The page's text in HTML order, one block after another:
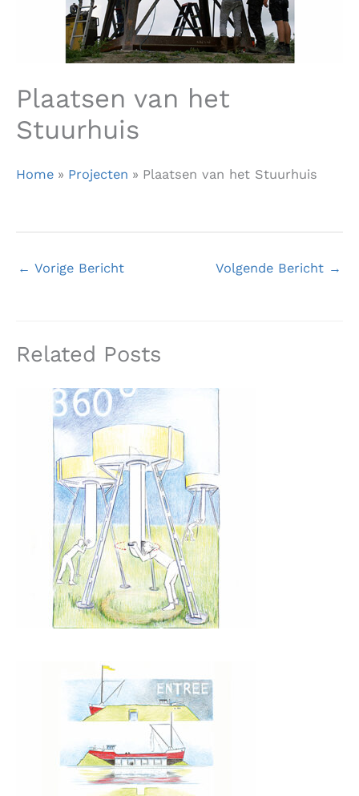
Plaatsen van het
Stuurhuis
Home Projecten Plaatsen van het Stuurhuis
← Vorige Bericht Volgende Bericht →
Related Posts